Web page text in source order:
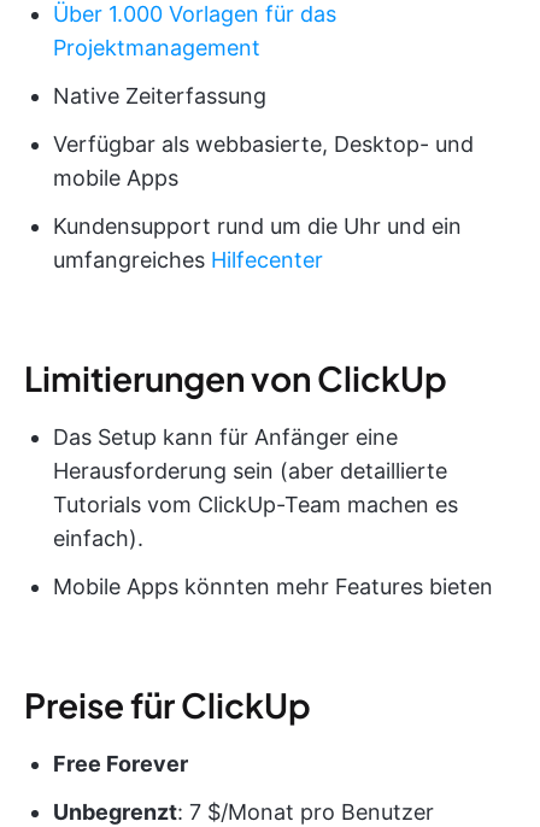
Über 1.000 Vorlagen für das
Projektmanagement
Native Zeiterfassung
Verfügbar als webbasierte, Desktop- und
mobile Apps
Kundensupport rund um die Uhr und ein
umfangreiches Hilfecenter
Limitierungen von ClickUp
Das Setup kann für Anfänger eine
Herausforderung sein (aber detaillierte
Tutorials vom ClickUp-Team machen es
einfach).
Mobile Apps könnten mehr Features bieten
Preise für ClickUp
Free Forever
Unbegrenzt: 7 $/Monat pro Benutzer